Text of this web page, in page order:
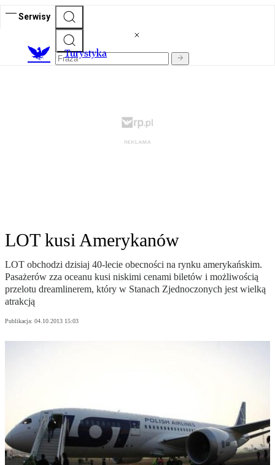
Serwisy
Turystyka
LOT kusi Amerykanów
LOT obchodzi dzisiaj 40-lecie obecności na rynku amerykańskim.
Pasażerów zza oceanu kusi niskimi cenami biletów i możliwością
przelotu dreamlinerem, który w Stanach Zjednoczonych jest wielką
atrakcją
Publikacja: 04.10.2013 15:03